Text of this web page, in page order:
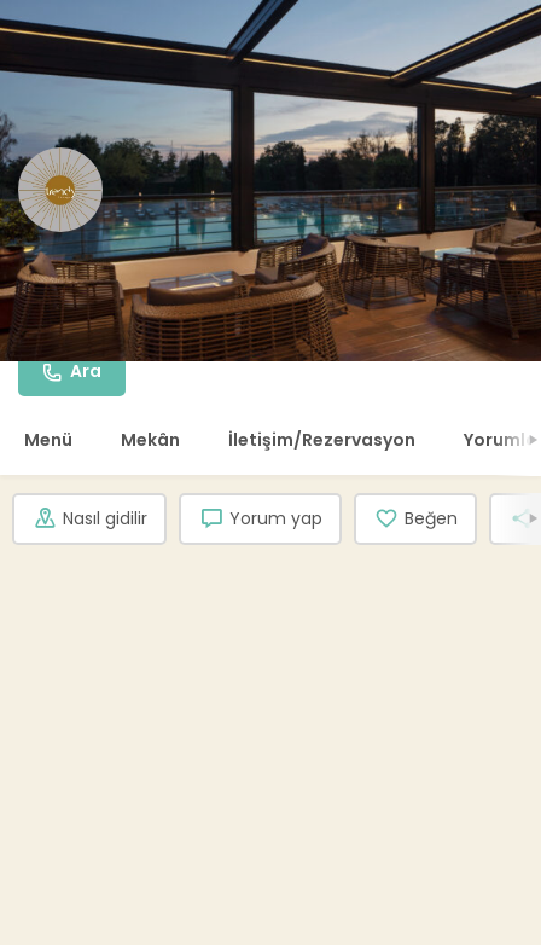
Trendy Lounge & Bar
Ara
Menü Mekân İletişim/Rezervasyon
Nasıl gidilir Yorum yap Beğen